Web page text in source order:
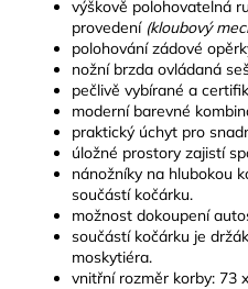
výškově polohovatelná
provedení (kloubový
polohování zádové
nožní brzda ovládaná
pečlivě vybírané a
moderní barevné
praktický úchyt pro
úložné prostory zajistí
nánožníky na hlubokou
součástí kočárku.
možnost dokoupení
součástí kočárku je
moskytiéra.
vnitřní rozměr korby: 73